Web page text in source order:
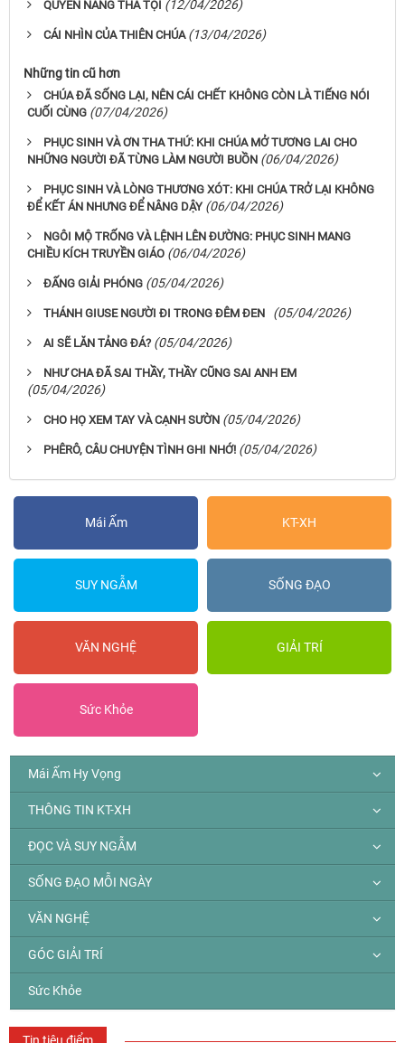
QUYỀN NĂNG THA TỘI (12/04/2026)
CÁI NHÌN CỦA THIÊN CHÚA (13/04/2026)
Những tin cũ hơn
CHÚA ĐÃ SỐNG LẠI, NÊN CÁI CHẾT KHÔNG CÒN LÀ TIẾNG NÓI
CUỐI CÙNG (07/04/2026)
PHỤC SINH VÀ ƠN THA THỨ: KHI CHÚA MỞ TƯƠNG LAI CHO
NHỮNG NGƯỜI ĐÃ TỪNG LÀM NGƯỜI BUỒN (06/04/2026)
PHỤC SINH VÀ LÒNG THƯƠNG XÓT: KHI CHÚA TRỞ LẠI KHÔNG
ĐỂ KẾT ÁN NHƯNG ĐỂ NÂNG DẬY (06/04/2026)
NGÔI MỘ TRỐNG VÀ LỆNH LÊN ĐƯỜNG: PHỤC SINH MANG
CHIỀU KÍCH TRUYỀN GIÁO (06/04/2026)
ĐẤNG GIẢI PHÓNG (05/04/2026)
THÁNH GIUSE NGƯỜI ĐI TRONG ĐÊM ĐEN (05/04/2026)
AI SẼ LĂN TẢNG ĐÁ? (05/04/2026)
NHƯ CHA ĐÃ SAI THẦY, THẦY CŨNG SAI ANH EM
(05/04/2026)
CHO HỌ XEM TAY VÀ CẠNH SƯỜN (05/04/2026)
PHÊRÔ, CÂU CHUYỆN TÌNH GHI NHỚ! (05/04/2026)
Mái Ấm KT-XH
SUY NGẪM SỐNG ĐẠO
VĂN NGHỆ GIẢI TRÍ
Sức Khỏe
Mái Ấm Hy Vọng
THÔNG TIN KT-XH
ĐỌC VÀ SUY NGẪM
SỐNG ĐẠO MỖI NGÀY
VĂN NGHỆ
GÓC GIẢI TRÍ
Sức Khỏe
Tin tiêu điểm